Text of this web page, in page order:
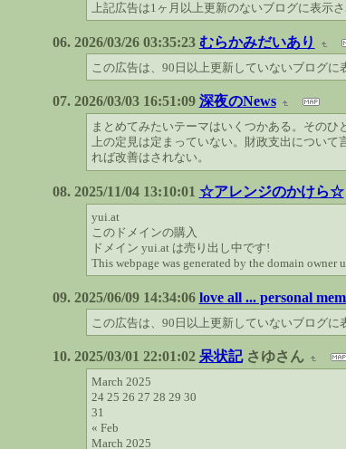
上記広告は1ヶ月以上更新のないブログに表示
2026/03/26 03:35:23 むらかみだいあり
この広告は、90日以上更新していないブログに
2026/03/03 16:51:09 深夜のNews
まとめてみたいテーマはいくつかある。その
上の定見は定まっていない。財政支出につい
れば改善はされない。
2025/11/04 13:10:01 ☆アレンジのかけら☆
yui.at
このドメインの購入
ドメイン yui.at は売り出し中です!
This webpage was generated by the domain
2025/06/09 14:34:06 love all ... personal
この広告は、90日以上更新していないブログに
2025/03/01 22:01:02 呆状記 さゆさん
March 2025
24 25 26 27 28 29 30
31
« Feb
March 2025